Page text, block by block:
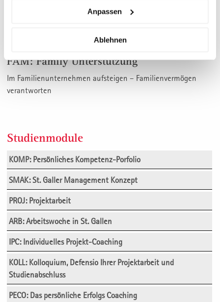
Anpassen
Ablehnen
St. Galler Top Consultant als Wegbegleiter. 9 Monate
FAM: Family Unterstützung
Im Familienunternehmen aufsteigen – Familienvermögen
verantworten
Studienmodule
KOMP: Persönliches Kompetenz-Porfolio
SMAK: St. Galler Management Konzept
PROJ: Projektarbeit
ARB: Arbeitswoche in St. Gallen
IPC: Individuelles Projekt-Coaching
KOLL: Kolloquium, Defensio Ihrer Projektarbeit und
Studienabschluss
PECO: Das persönliche Erfolgs Coaching